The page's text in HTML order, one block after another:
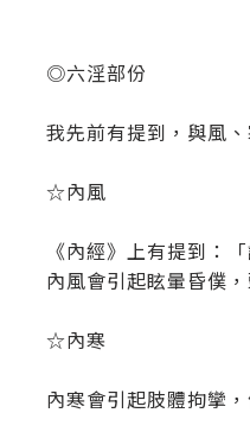
◎六淫部份
我先前有提到，與風
☆內風
《內經》上有提到：
內風會引起眩暈昏僕
☆內寒
內寒會引起肢體拘攣